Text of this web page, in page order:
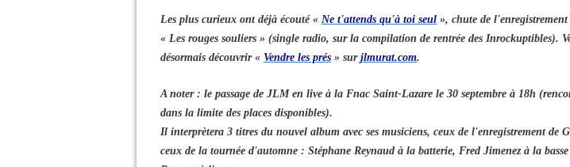
Les plus curieux ont déjà écouté « Ne t'attends qu'à toi seul », chute de
« Les rouges souliers » (single radio, sur la compilation de rentrée des Inrockuptibles).
désormais découvrir « Vendre les prés » sur jlmurat.com.
A noter : le passage de JLM en live à la Fnac Saint-Lazare le 30 septembre à 18h
dans la limite des places disponibles).
Il interprètera 3 titres du nouvel album avec ses musiciens, ceux de l'enregistrement de
ceux de la tournée d'automne : Stéphane Reynaud à la batterie, Fred Jimenez à la